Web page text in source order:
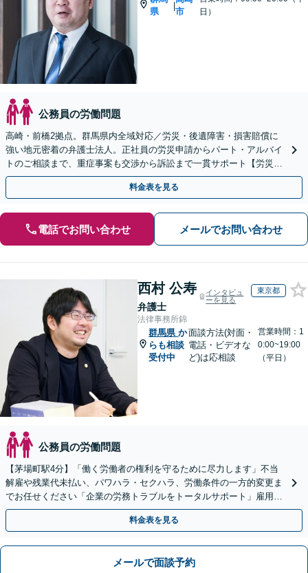
県
|
市
日）
公務員の労働問題
高崎・前橋2拠点。群馬県内全域対応／労災・後遺障害・損害賠償に
強い地元密着の弁護士法人。正社員の労災申請からパート・アルバイ
トのご相談まで、重症事案も交渉から訴訟まで一貫サポート【労災問
題・何度でも相談無料】
料金表を見る
電話でお問い合わせ メールでお問い合わせ
西村 公寿
弁護士
インタビュ
ーを見る
東京都
法律事務所錦
群馬県 か
らも相談
受付中
面談方法(対面・
電話・ビデオな
ど)は応相談
営業時間：1
0:00~19:00
（平日）
公務員の労働問題
【茅場町駅4分】「働く労働者の権利を守るために尽力します」不当
解雇や残業代未払い、パワハラ・セクハラ、労働条件の一方的変更ま
でお任せください「企業の労務トラブルをトータルサポート」雇用契
約書や就業規則のリーガルチェックなど
料金表を見る
メールで面談予約